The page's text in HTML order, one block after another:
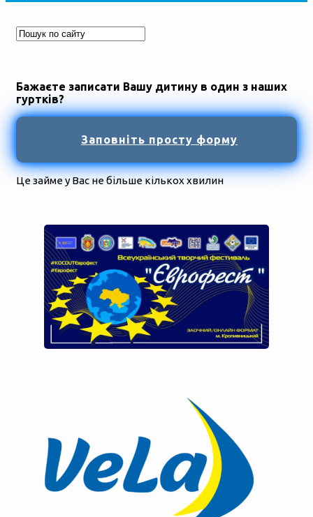
Бажаєте записати Вашу дитину в один з наших
гуртків?
Заповніть просту форму
Це займе у Вас не більше кількох хвилин